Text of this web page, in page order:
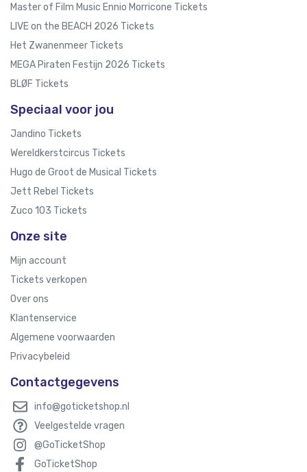
Master of Film Music Ennio Morricone Tickets
LIVE on the BEACH 2026 Tickets
Het Zwanenmeer Tickets
MEGA Piraten Festijn 2026 Tickets
BLØF Tickets
Speciaal voor jou
Jandino Tickets
Wereldkerstcircus Tickets
Hugo de Groot de Musical Tickets
Jett Rebel Tickets
Zuco 103 Tickets
Onze site
Mijn account
Tickets verkopen
Over ons
Klantenservice
Algemene voorwaarden
Privacybeleid
Contactgegevens
info@goticketshop.nl
Veelgestelde vragen
@GoTicketShop
GoTicketShop